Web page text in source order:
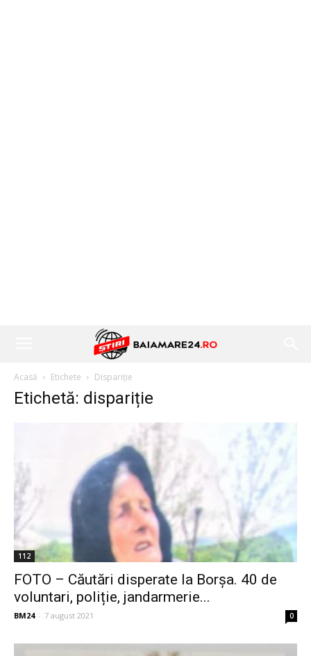
Acasă Etichete Dispariție
Etichetă: dispariție
112
FOTO – Căutări disperate la Borșa. 40 de
voluntari, poliție, jandarmerie...
BM24 - 7 august 2021 0